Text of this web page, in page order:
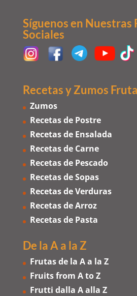
Síguenos en Nuestras
Sociales
Recetas y Zumos
Zumos
Recetas de Postre
Recetas de Ensalada
Recetas de Carne
Recetas de Pescado
Recetas de Sopas
Recetas de Verduras
Recetas de Arroz
Recetas de Pasta
De la A a la Z
Frutas de la A a la Z
Fruits from A to Z
Frutti dalla A alla Z